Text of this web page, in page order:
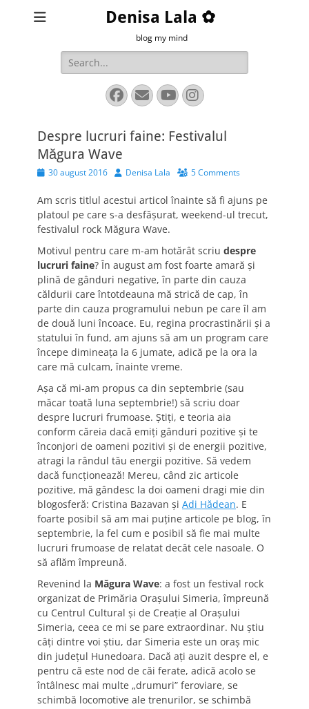
Denisa Lala ✿
blog my mind
Search
for:
Facebook
EmailYouTube
Instagram
Despre lucruri faine: Festivalul
Măgura Wave
Posted
30 august 2016 AuthorDenisa Lala 5 Comments
Am scris titlul acestui articol înainte să fi ajuns pe
platoul pe care s-a desfășurat, weekend-ul trecut,
festivalul rock Măgura Wave.
Motivul pentru care m-am hotărât scriu despre
lucruri faine? În august am fost foarte amară și
plină de gânduri negative, în parte din cauza
căldurii care întotdeauna mă strică de cap, în
parte din cauza programului nebun pe care îl am
de două luni încoace. Eu, regina procrastinării și a
statului în fund, am ajuns să am un program care
începe dimineața la 6 jumate, adică pe la ora la
care mă culcam, înainte vreme.
Așa că mi-am propus ca din septembrie (sau
măcar toată luna septembrie!) să scriu doar
despre lucruri frumoase. Știți, e teoria aia
conform căreia dacă emiți gânduri pozitive și te
înconjori de oameni pozitivi și de energii pozitive,
atragi la rândul tău energii pozitive. Să vedem
dacă funcționează! Mereu, când zic articole
pozitive, mă gândesc la doi oameni dragi mie din
blogosferă: Cristina Bazavan și Adi Hădean. E
foarte posibil să am mai puține articole pe blog, în
septembrie, la fel cum e posibil să fie mai multe
lucruri frumoase de relatat decât cele nasoale. O
să aflăm împreună.
Revenind la Măgura Wave: a fost un festival rock
organizat de Primăria Orașului Simeria, împreună
cu Centrul Cultural și de Creație al Orașului
Simeria, ceea ce mi se pare extraordinar. Nu știu
câți dintre voi știu, dar Simeria este un oraș mic
din județul Hunedoara. Dacă ați auzit despre el, e
pentru că este nod de căi ferate, adică acolo se
întâlnesc mai multe „drumuri” feroviare, se
schimbă locomotive ale trenurilor, se schimbă